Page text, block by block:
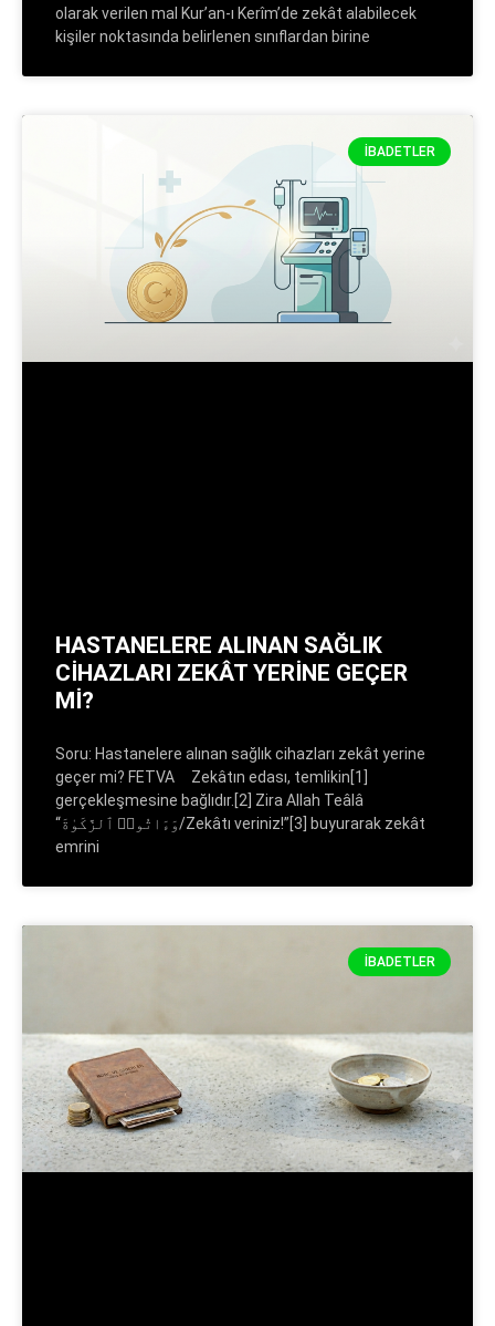
olarak verilen mal Kur’an-ı Kerîm’de zekât alabilecek
kişiler noktasında belirlenen sınıflardan birine
İBADETLER
HASTANELERE ALINAN SAĞLIK
CİHAZLARI ZEKÂT YERİNE GEÇER
Mİ?
Soru: Hastanelere alınan sağlık cihazları zekât yerine
geçer mi? FETVA Zekâtın edası, temlikin[1]
gerçekleşmesine bağlıdır.[2] Zira Allah Teâlâ
“وَءَاتُوا۟ ٱلزَّكَوٰةَ/Zekâtı veriniz!”[3] buyurarak zekât
emrini
İBADETLER